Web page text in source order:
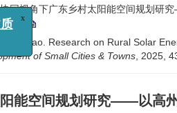
同视角下广东乡村太阳能空间规划研
Wentao. Research on Rural Solar
of Small Cities & Towns , 2025,
能空间规划研究——以高
质